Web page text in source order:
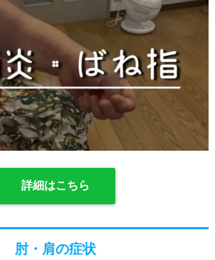
詳細はこちら
肘・肩の症状